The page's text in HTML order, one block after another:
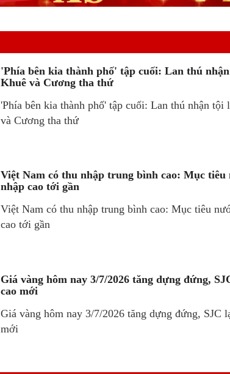
'Phía bên kia thành phố' tập cuối: Lan thú
Khuê và Cương tha thứ
'Phía bên kia thành phố' tập cuối: Lan thú nhận
và Cương tha thứ
Việt Nam có thu nhập trung bình cao: Mục tiêu
nhập cao tới gần
Việt Nam có thu nhập trung bình cao: Mục tiêu
cao tới gần
Giá vàng hôm nay 3/7/2026 tăng dựng đứng,
cao mới
Giá vàng hôm nay 3/7/2026 tăng dựng đứng, SJC
mới